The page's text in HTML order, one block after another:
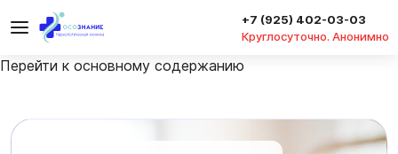
Перейти к основному содержанию
+7 (925) 402-03-03
Круглосуточно. Анонимно